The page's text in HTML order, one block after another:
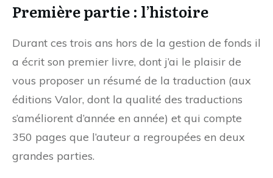
Première partie : l’histoire
Durant ces trois ans hors de la gestion de fonds il
a écrit son premier livre, dont j’ai le plaisir de
vous proposer un résumé de la traduction (aux
éditions Valor, dont la qualité des traductions
s’améliorent d’année en année) et qui compte
350 pages que l’auteur a regroupées en deux
grandes parties.